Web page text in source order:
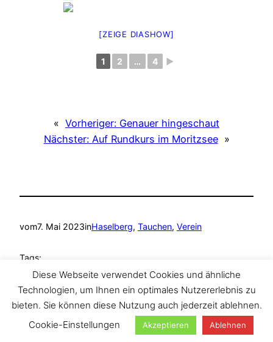
[ZEIGE DIASHOW]
1 2 … 4 ►
« Vorheriger: Genauer hingeschaut
Nächster: Auf Rundkurs im Moritzsee »
vom7. Mai 2023inHaselberg, Tauchen, Verein
Tags:
Ammelshain, Haselberg , Tauchen, TAZA Tauchclub
Suchen
Diese Webseite verwendet Cookies und ähnliche
Technologien, um Ihnen ein optimales Nutzererlebnis zu
bieten. Sie können diese Nutzung auch jederzeit ablehnen.
Cookie-Einstellungen
Akzeptieren Ablehnen